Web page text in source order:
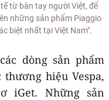
từ bàn tay người Việt, để
những sản phẩm Piaggio
biệt nhất tại Việt Nam".
dòng sản phẩm
hiệu Vespa,
iGet. Những sản